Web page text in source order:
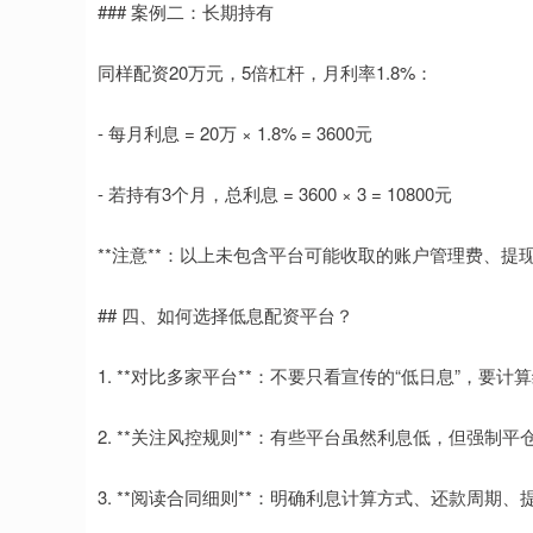
### 案例二：长期持有
同样配资20万元，5倍杠杆，月利率1.8%：
- 每月利息 = 20万 × 1.8% = 3600元
- 若持有3个月，总利息 = 3600 × 3 = 10800元
**注意**：以上未包含平台可能收取的账户管理费、提
## 四、如何选择低息配资平台？
1. **对比多家平台**：不要只看宣传的“低日息”，要计
2. **关注风控规则**：有些平台虽然利息低，但强制平
3. **阅读合同细则**：明确利息计算方式、还款周期、